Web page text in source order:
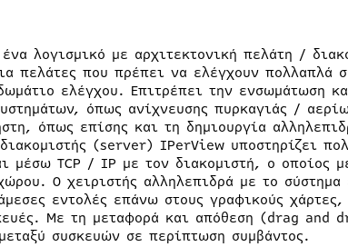
λογισμικό με αρχιτεκτονική πελάτη /
πελάτες που πρέπει να ελέγχουν πολλαπλά
ελέγχου. Επιτρέπει την ενσωμάτωση
όπως ανίχνευσης πυρκαγιάς /
όπως επίσης και τη δημιουργία
(server) IPerView υποστηρίζει
μέσω TCP / IP με τον διακομιστή, ο οποίος
Ο χειριστής αλληλεπιδρά με το
εντολές επάνω στους γραφικούς
Με τη μεταφορά και απόθεση (drag and
συσκευών σε περίπτωση συμβάντος.